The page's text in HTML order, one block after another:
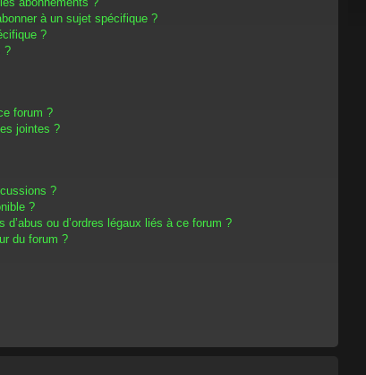
à un sujet spécifique ?
?
?
forum ?
jointes ?
?
?
ou d’ordres légaux liés à ce forum ?
du forum ?